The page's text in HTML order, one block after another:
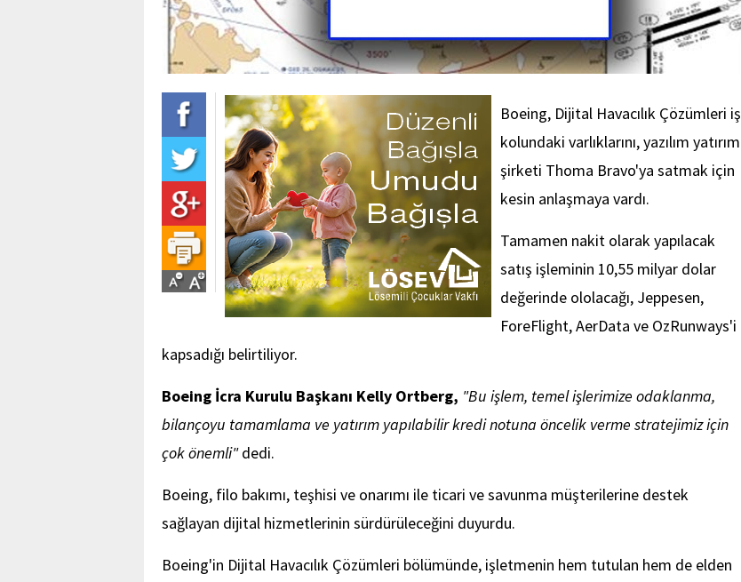
Boeing, Dijital Havacılık Çözümleri iş
kolundaki varlıklarını, yazılım yatırım
şirketi Thoma Bravo'ya satmak için
kesin anlaşmaya vardı.
Tamamen nakit olarak yapılacak
satış işleminin 10,55 milyar dolar
değerinde ololacağı, Jeppesen,
ForeFlight, AerData ve OzRunways'i
kapsadığı belirtiliyor.
Boeing İcra Kurulu Başkanı Kelly Ortberg, "Bu işlem, temel işlerimize odaklanma,
bilançoyu tamamlama ve yatırım yapılabilir kredi notuna öncelik verme stratejimiz için
çok önemli"dedi.
Boeing, filo bakımı, teşhisi ve onarımı ile ticari ve savunma müşterilerine destek
sağlayan dijital hizmetlerinin sürdürüleceğini duyurdu.
Boeing'in Dijital Havacılık Çözümleri bölümünde, işletmenin hem tutulan hem de elden